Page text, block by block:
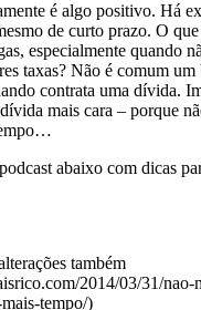
é algo positivo. Há
de curto prazo. O
especialmente quando
taxas? Não é comum
contrata uma dívida.
mais cara – porque
abaixo com dicas
também
2014/03/31/nao-
tempo/)